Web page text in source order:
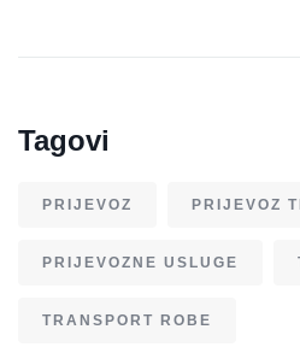
Tagovi
PRIJEVOZ PRIJEVOZ
PRIJEVOZNE USLUGE
TRANSPORT ROBE